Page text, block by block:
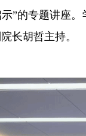
”的专题讲座
长胡哲主持。